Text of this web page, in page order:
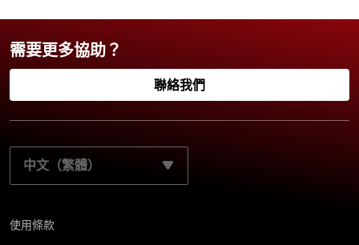
需要更多協助？
聯絡我們
請選取您的慣用語言：
使用條款